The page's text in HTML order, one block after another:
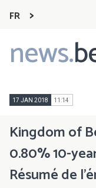
FR
news.
Main
navigation
17 JAN 2018 11:14
Kingdom of
0.80% 10-
Résumé de